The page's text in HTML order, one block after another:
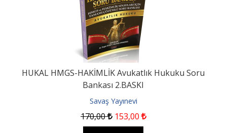
HUKAL HMGS-HAKİMLİK Avukatlık Hukuku Soru
Bankası 2.BASKI
Savaş Yayınevi
170,00 153,00